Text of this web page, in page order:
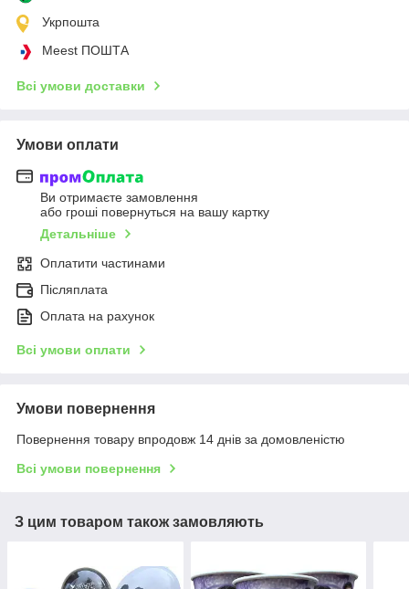
Укрпошта
Meest ПОШТА
Всі умови доставки
Умови оплати
Ви отримаєте замовлення
або гроші повернуться на вашу картку
Детальніше
Оплатити частинами
Післяплата
Оплата на рахунок
Всі умови оплати
Умови повернення
Повернення товару впродовж 14 днів за домовленістю
Всі умови повернення
З цим товаром також замовляють